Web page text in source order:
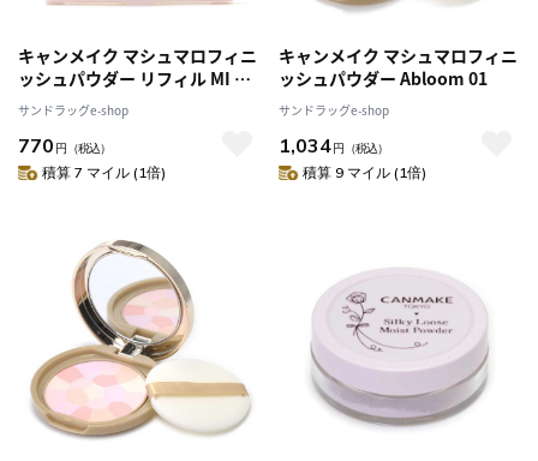
キャンメイク マシュマロフィニ
ッシュパウダー リフィル MI マ
ットアイボリーオークル 10g
サンドラッグe-shop
770 円 （税込）
積算 7 マイル (1倍)
キャンメイク マシュマロフィニ
ッシュパウダー Abloom 01
サンドラッグe-shop
1,034円 （税込）
積算 9 マイル (1倍)